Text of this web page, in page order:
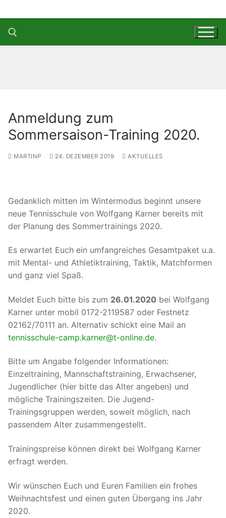
Inhalt
springen
Anmeldung zum
Sommersaison-Training 2020.
MARTINP 24. DEZEMBER 2019 AKTUELLES
Gedanklich mitten im Wintermodus beginnt unsere
neue Tennisschule von Wolfgang Karner bereits mit
der Planung des Sommertrainings 2020.
Es erwartet Euch ein umfangreiches Gesamtpaket u.a.
mit Mental- und Athletiktraining, Taktik, Matchformen
und ganz viel Spaß.
Meldet Euch bitte bis zum 26.01.2020 bei Wolfgang
Karner unter mobil 0172-2119587 oder Festnetz
02162/70111 an. Alternativ schickt eine Mail an
tennisschule-camp.karner@t-online.de.
Bitte um Angabe folgender Informationen:
Einzeltraining, Mannschaftstraining, Erwachsener,
Jugendlicher (hier bitte das Alter angeben) und
mögliche Trainingszeiten. Die Jugend-
Trainingsgruppen werden, soweit möglich, nach
passendem Alter zusammengestellt.
Trainingspreise können direkt bei Wolfgang Karner
erfragt werden.
Wir wünschen Euch und Euren Familien ein frohes
Weihnachtsfest und einen guten Übergang ins Jahr
2020.